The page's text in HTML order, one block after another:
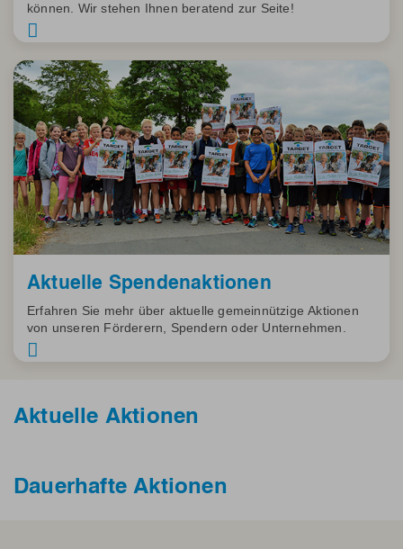
können. Wir stehen Ihnen beratend zur Seite!
Aktuelle Spendenaktionen
Erfahren Sie mehr über aktuelle gemeinnützige Aktionen
von unseren Förderern, Spendern oder Unternehmen.
Aktuelle Aktionen
Dauerhafte Aktionen